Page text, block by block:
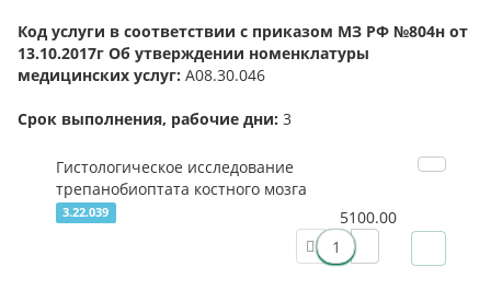
Код услуги в соответствии с приказом МЗ РФ №804н от
13.10.2017г Об утверждении номенклатуры
медицинских услуг: А08.30.046
Срок выполнения, рабочие дни: 3
Гистологическое исследование
трепанобиоптата костного мозга
3.22.039 5100.00